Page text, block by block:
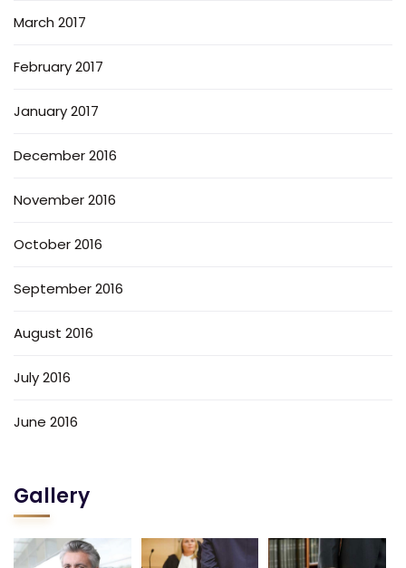
March 2017
February 2017
January 2017
December 2016
November 2016
October 2016
September 2016
August 2016
July 2016
June 2016
Gallery